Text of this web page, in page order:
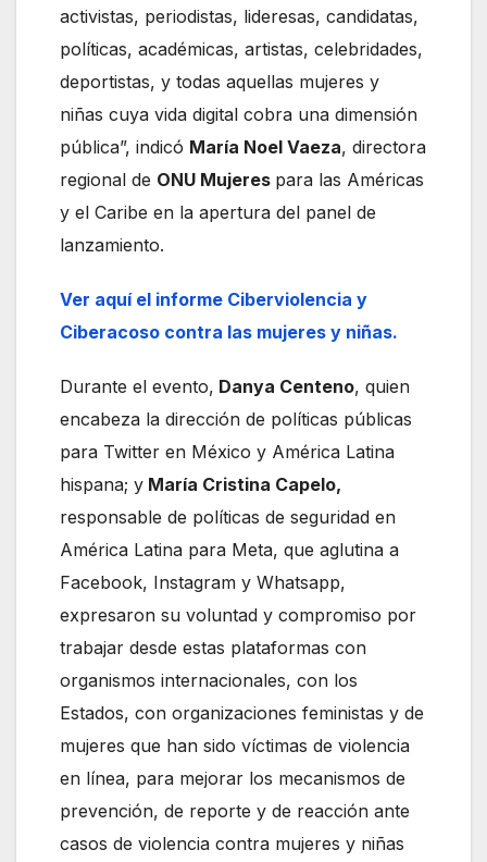
activistas, periodistas, lideresas, candidatas,
políticas, académicas, artistas, celebridades,
deportistas, y todas aquellas mujeres y
niñas cuya vida digital cobra una dimensión
pública”, indicó María Noel Vaeza, directora
regional de ONU Mujeres para las Américas
y el Caribe en la apertura del panel de
lanzamiento.
Ver aquí el informe Ciberviolencia y
Ciberacoso contra las mujeres y niñas.
Durante el evento, Danya Centeno, quien
encabeza la dirección de políticas públicas
para Twitter en México y América Latina
hispana; y María Cristina Capelo,
responsable de políticas de seguridad en
América Latina para Meta, que aglutina a
Facebook, Instagram y Whatsapp,
expresaron su voluntad y compromiso por
trabajar desde estas plataformas con
organismos internacionales, con los
Estados, con organizaciones feministas y de
mujeres que han sido víctimas de violencia
en línea, para mejorar los mecanismos de
prevención, de reporte y de reacción ante
casos de violencia contra mujeres y niñas